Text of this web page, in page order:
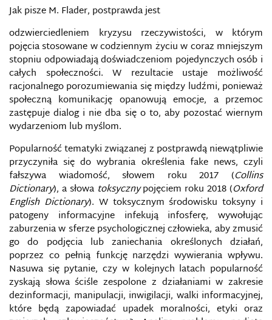
Jak pisze M. Flader, postprawda jest
odzwierciedleniem kryzysu rzeczywistości, w którym
pojęcia stosowane w codziennym życiu w coraz mniejszym
stopniu odpowiadają doświadczeniom pojedynczych osób i
całych społeczności. W rezultacie ustaje możliwość
racjonalnego porozumiewania się między ludźmi, ponieważ
społeczną komunikację opanowują emocje, a przemoc
zastępuje dialog i nie dba się o to, aby pozostać wiernym
wydarzeniom lub myślom.
Popularność tematyki związanej z postprawdą niewątpliwie
przyczyniła się do wybrania określenia fake news, czyli
fałszywa wiadomość, słowem roku 2017 (Collins
Dictionary), a słowa toksycznypojęciem roku 2018 (Oxford
English Dictionary). W toksycznym środowisku toksyny i
patogeny informacyjne infekują infosferę, wywołując
zaburzenia w sferze psychologicznej człowieka, aby zmusić
go do podjęcia lub zaniechania określonych działań,
poprzez co pełnią funkcję narzędzi wywierania wpływu.
Nasuwa się pytanie, czy w kolejnych latach popularność
zyskają słowa ściśle zespolone z działaniami w zakresie
dezinformacji, manipulacji, inwigilacji, walki informacyjnej,
które będą zapowiadać upadek moralności, etyki oraz
HARD POWER
HEJT
HONEYPOT
INFORMACJA
INFORMACYJNA REWOLUCJA W SPRAWACH
WOJSKOWYCH
INFORMACYJNE OPERACJE SPECJALNE KREMLA
PRZECIWKO UKRAINIE
INFORMACYJNY WYMIAR MIĘKKIEJ SIŁY, MIĘKKA
SIŁA
INFORMACYJNY OMBUDSMAN
INFOSFERA
INFRASTRUKTURA INFORMACYJNA